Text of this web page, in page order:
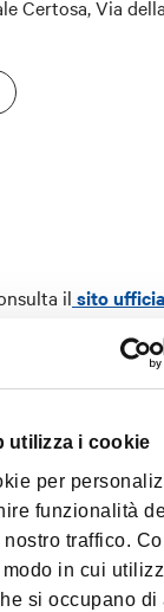
utilizza i cookie
per
funzionalità
traffico.
in cui
si occupano
Certosa, Via
il sito